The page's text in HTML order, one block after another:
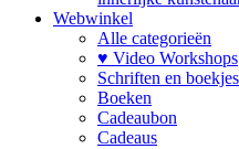
Webwinkel
Alle categorieën
♥ Video Workshops
Schriften en boekjes
Boeken
Cadeaubon
Cadeaus